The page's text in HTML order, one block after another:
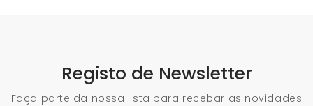
Registo de Newsletter
Faça parte da nossa lista para recebar as novidades